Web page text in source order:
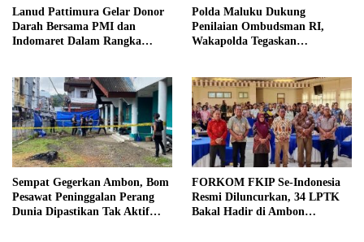
Lanud Pattimura Gelar Donor
Darah Bersama PMI dan
Indomaret Dalam Rangka
Polda Maluku Dukung
Penilaian Ombudsman RI,
Wakapolda Tegaskan
Akuntabel
Sempat Gegerkan Ambon, Bom
Pesawat Peninggalan Perang
Dunia Dipastikan Tak Aktif
FORKOM FKIP Se-Indonesia
Resmi Diluncurkan, 34 LPTK
Bakal Hadir di Ambon